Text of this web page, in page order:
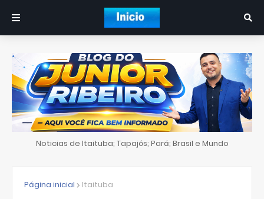
Noticias de Itaituba; Tapajós; Pará; Brasil e Mundo
Página inicial Itaituba